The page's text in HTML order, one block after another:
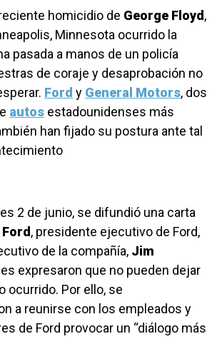
homicidio de George Floyd,
Minnesota ocurrido la
pasada a manos de un policía
de coraje y desaprobación no
Ford y General Motors, dos
autos estadounidenses más
han fijado su postura ante tal
2 de junio, se difundió una carta
, presidente ejecutivo de Ford,
de la compañía, Jim
expresaron que no pueden dejar
ocurrido. Por ello, se
a reunirse con los empleados y
de Ford provocar un “diálogo más